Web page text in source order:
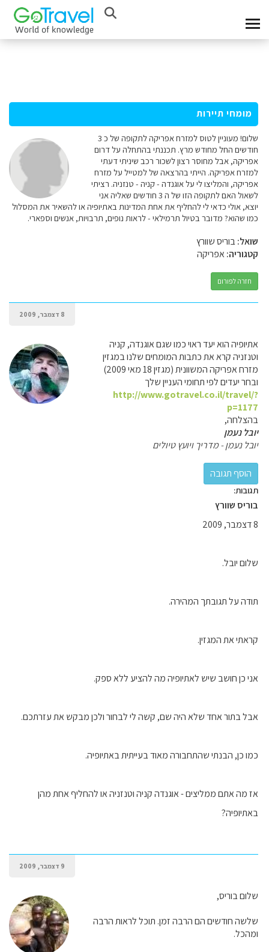
מומחי תיירות
שלום! מעוניין לטוס למזרח אפריקה לתקופה של כ 3
חודשים החל מחודש מרץ. תכננתי בהתחלה על דרום
אפריקה, אבל מחוסר רצון לשכור רכב שיניתי דעתי
למזרח אפריקה. הייתי בהרצאה של למטייל על מזרח
אפריקה, והמליצו לי על אוגנדה - קניה - טנזניה. רציתי
לשאול האם לתקופה הזו של ה 3 חודשים שאליה אני
יוצא, אולי כדאי לי להחליף את אחת המדינות באתיופיה או להשאיר את המסלול
כמו שהוא? מדובר בטיול תרמילאי - לראות נופים, תרבויות, אנשים וספארי.
שואל:בוריס שוורץ
קטגוריה:אפריקה
חזרה לפורום
8 דצמבר, 2009
אתיופיה הוא יעד ראוי כמו שגם אוגנדה, קניה
וטנזניה קרא את כתבות המומחים שלנו במגזין
מזרח אפריקה המשוונית (מגזין 18 מאי 2009)
ובחר יעדים לפי תחומי העניין שלך
http://www.gotravel.co.il/travel/?
p=1177
בהצלחה,
יובל נעמן
יובל נעמן - מדריך ויועץ טיולים
תגובות:
בוריס שוורץ
8 דצמבר, 2009
שלום יובל.
תודה על תגובתך המהירה.
קראתי את המגזין.
אני כן חושב שיש לאתיופיה מה להציע ללא ספק.
אבל בתור אחד שלא היה שם, קשה לי לבחור ולכן מבקש את עזרתכם.
כמו כן, הבנתי שהתחבורה מאוד בעייתית באתיופיה.
אז מה אתם ממליצים - אוגנדה קניה וטנזניה או להחליף אחת מהן
באתיופיה?
9 דצמבר, 2009
שלום בוריס,
שלשה חודשים הם הרבה זמן. תוכל לראות הרבה
ומהכל.